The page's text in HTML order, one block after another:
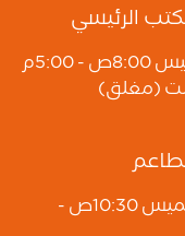
الرئيسي
5:00م
(مغلق)
السبت الى الخميس 10:30ص -